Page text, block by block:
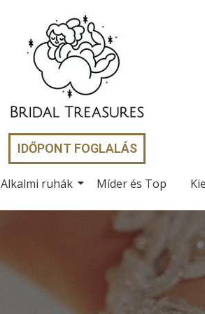
IDŐPONT FOGLALÁS
Alkalmi ruhák Míder és Top